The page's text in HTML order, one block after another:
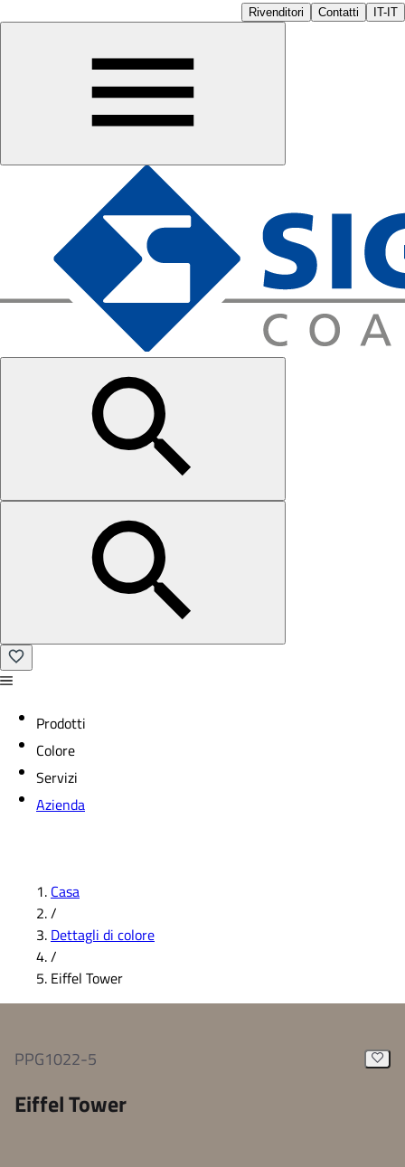
Rivenditori Contatti IT-IT
Prodotti
Colore
Servizi
Azienda
Casa
/
Dettagli di colore
/
Eiffel Tower
PPG1022-5
Eiffel Tower